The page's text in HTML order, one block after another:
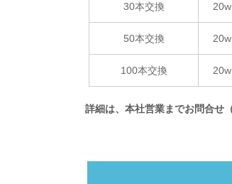
30本交換 20w
50本交換 20w
100本交換 20w
詳細は、本社営業までお問合せ